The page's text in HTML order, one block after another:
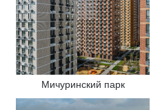
Мичуринский парк